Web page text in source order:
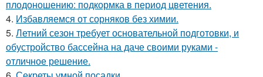
плодоношению: подкормка в период цветения.
4. Избавляемся от сорняков без химии.
5. Летний сезон требует основательной подготовки, и
обустройство бассейна на даче своими руками -
отличное решение.